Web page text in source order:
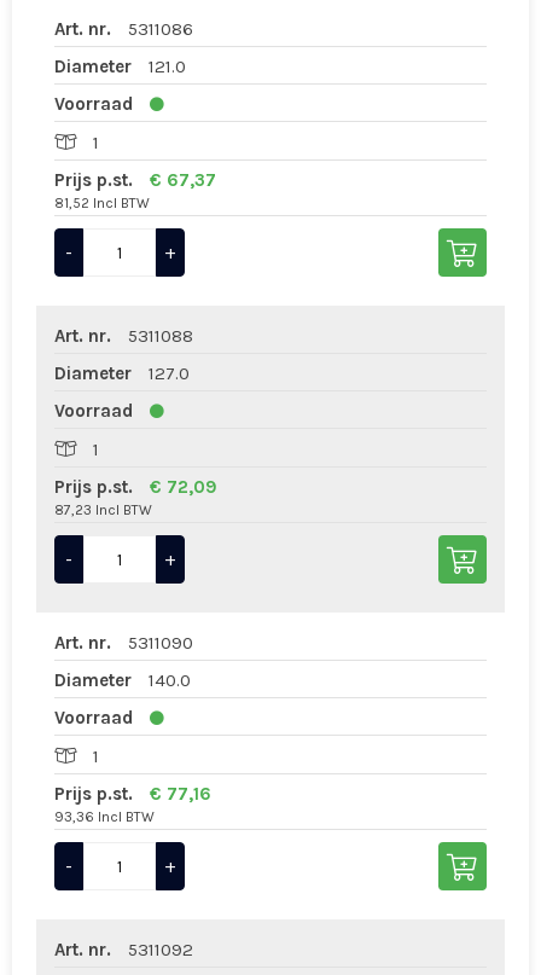
Art. nr.
5311086
Diameter
121.0
Voorraad
1
Prijs p.st.
€ 67,37
81,52 Incl BTW
- +
Art. nr.
5311088
Diameter
127.0
Voorraad
1
Prijs p.st.
€ 72,09
87,23 Incl BTW
- +
Art. nr.
5311090
Diameter
140.0
Voorraad
1
Prijs p.st.
€ 77,16
93,36 Incl BTW
- +
Art. nr.
5311092